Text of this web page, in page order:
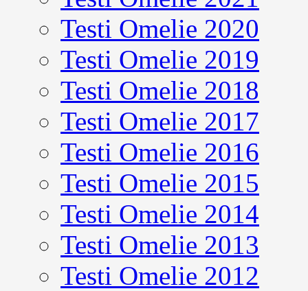
Testi Omelie 2020
Testi Omelie 2019
Testi Omelie 2018
Testi Omelie 2017
Testi Omelie 2016
Testi Omelie 2015
Testi Omelie 2014
Testi Omelie 2013
Testi Omelie 2012